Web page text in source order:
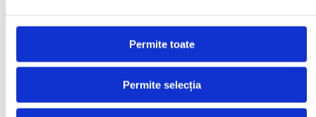
Permite toate
Permite selecția